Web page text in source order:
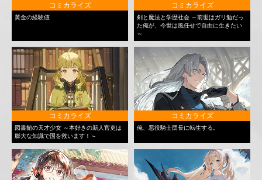
コミカライズ
黄金の経験値
コミカライズ
剣と魔法と学歴社会 ～前世はガリ勉だっ
た俺が、今世は風任せで自由に生きたい
～
コミカライズ
図書館の天才少女 ～本好きの新人官吏は
膨大な知識で国を救います！～
コミカライズ
俺、悪役騎士団長に転生する。